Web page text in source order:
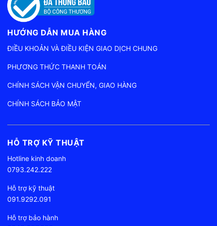
HƯỚNG DẪN MUA HÀNG
ĐIỀU KHOẢN VÀ ĐIỀU KIỆN GIAO DỊCH CHUNG
PHƯƠNG THỨC THANH TOÁN
CHÍNH SÁCH VẬN CHUYỂN, GIAO HÀNG
CHÍNH SÁCH BẢO MẬT
HỖ TRỢ KỸ THUẬT
Hotline kinh doanh
0793.242.222
Hỗ trợ kỹ thuật
091.9292.091
Hỗ trợ bảo hành